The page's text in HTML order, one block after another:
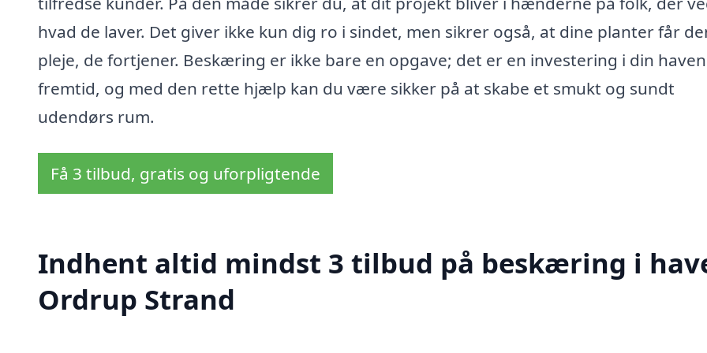
hvad de laver. Det giver ikke kun dig ro i sindet, men sikrer også, at dine planter får
pleje, de fortjener. Beskæring er ikke bare en opgave; det er en investering i din
fremtid, og med den rette hjælp kan du være sikker på at skabe et smukt og sundt
udendørs rum.
Få 3 tilbud, gratis og uforpligtende
Indhent altid mindst 3 tilbud på beskæring i
Ordrup Strand